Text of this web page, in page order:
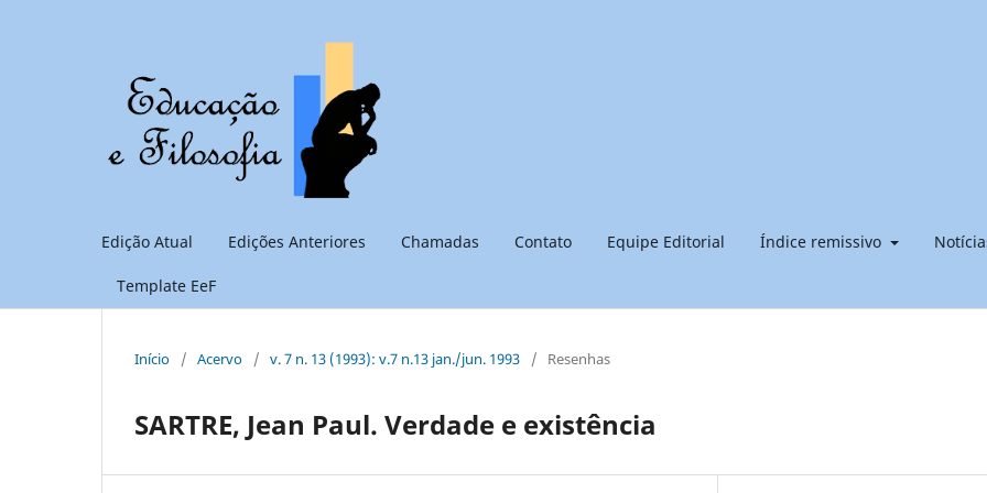
Edição Atual Edições Anteriores Chamadas Contato Equipe Editorial Índice remissivo
Template EeF
Início / Acervo / v. 7 n. 13 (1993): v.7 n.13 jan./jun. 1993 / Resenhas
SARTRE, Jean Paul. Verdade e existência